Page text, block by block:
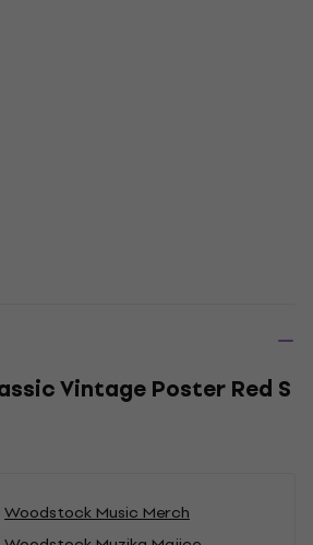
Vintage Poster Red S
Woodstock Music Merch